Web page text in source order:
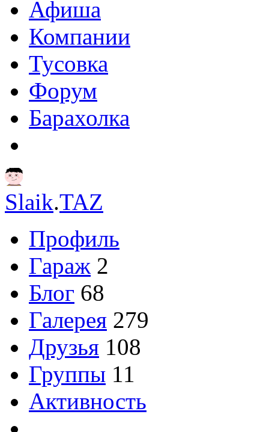
Афиша
Компании
Тусовка
Форум
Барахолка
Slaik.TAZ
Профиль
Гараж 2
Блог 68
Галерея 279
Друзья 108
Группы 11
Активность